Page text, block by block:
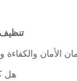
هل